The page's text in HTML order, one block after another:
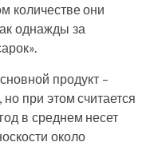
количестве они
однажды за
продукт –
при этом считается
в среднем несет
около